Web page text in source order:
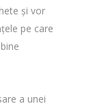
și vor
pe care
a unei